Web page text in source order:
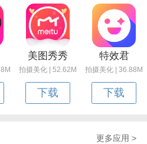
美图秀秀
拍摄美化 | 52.62M
下载
特效君
拍摄美化 | 36.88M
下载
更多应用 >